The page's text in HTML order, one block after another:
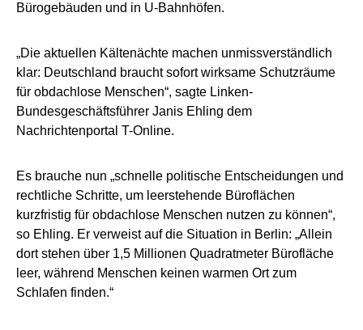
Bürogebäuden und in U-Bahnhöfen.
„Die aktuellen Kältenächte machen unmissverständlich
klar: Deutschland braucht sofort wirksame Schutzräume
für obdachlose Menschen“, sagte Linken-
Bundesgeschäftsführer Janis Ehling dem
Nachrichtenportal T-Online.
Es brauche nun „schnelle politische Entscheidungen und
rechtliche Schritte, um leerstehende Büroflächen
kurzfristig für obdachlose Menschen nutzen zu können“,
so Ehling. Er verweist auf die Situation in Berlin: „Allein
dort stehen über 1,5 Millionen Quadratmeter Bürofläche
leer, während Menschen keinen warmen Ort zum
Schlafen finden.“